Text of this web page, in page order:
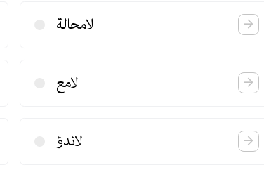
لامحالة
لامع
لاندؤ